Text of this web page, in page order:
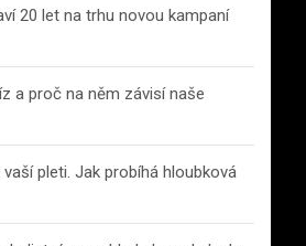
20 let na trhu novou kampaní
a proč na něm závisí naše
pleti. Jak probíhá hloubková